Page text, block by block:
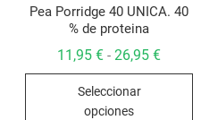
Pea Porridge 40 UNICA. 40
% de proteina
11,95€ - 26,95€Rango
Seleccionar
opciones